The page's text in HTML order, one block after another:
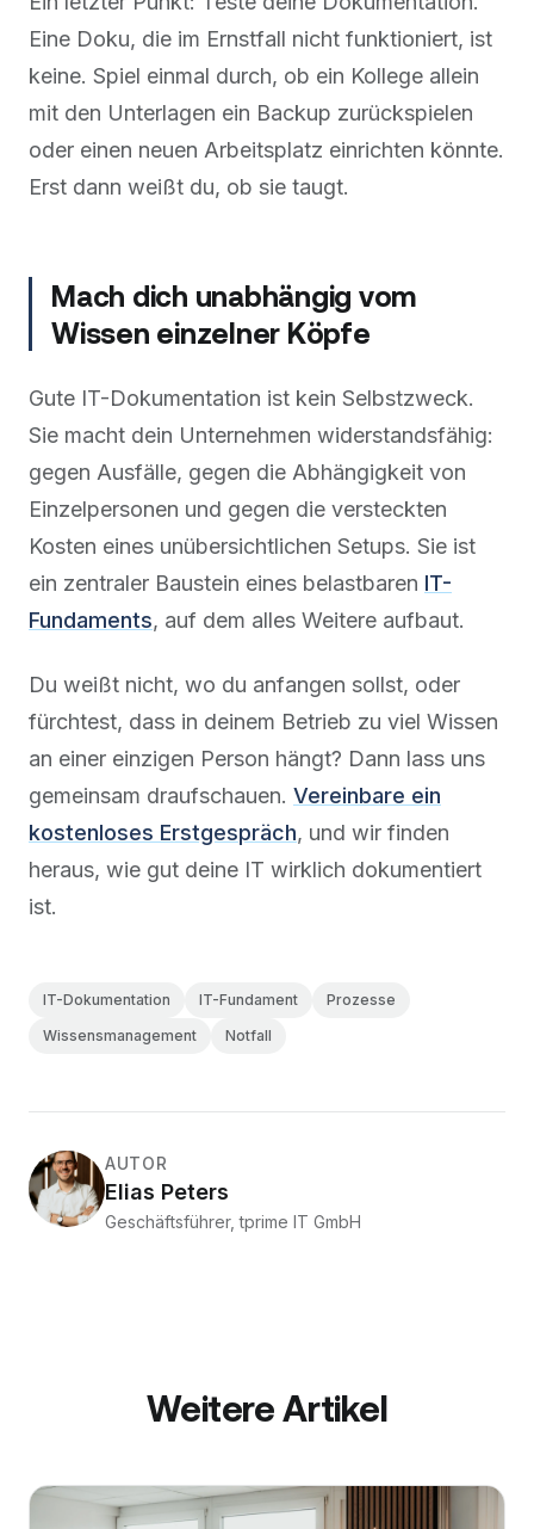
Eine Doku, die im Ernstfall nicht funktioniert, ist
keine. Spiel einmal durch, ob ein Kollege allein
mit den Unterlagen ein Backup zurückspielen
oder einen neuen Arbeitsplatz einrichten könnte.
Erst dann weißt du, ob sie taugt.
Mach dich unabhängig vom
Wissen einzelner Köpfe
Gute IT-Dokumentation ist kein Selbstzweck.
Sie macht dein Unternehmen widerstandsfähig:
gegen Ausfälle, gegen die Abhängigkeit von
Einzelpersonen und gegen die versteckten
Kosten eines unübersichtlichen Setups. Sie ist
ein zentraler Baustein eines belastbaren IT-
Fundaments, auf dem alles Weitere aufbaut.
Du weißt nicht, wo du anfangen sollst, oder
fürchtest, dass in deinem Betrieb zu viel Wissen
an einer einzigen Person hängt? Dann lass uns
gemeinsam draufschauen. Vereinbare ein
kostenloses Erstgespräch, und wir finden
heraus, wie gut deine IT wirklich dokumentiert
ist.
IT-Dokumentation IT-Fundament
Prozesse
Wissensmanagement
Notfall
AUTOR
Elias Peters
Geschäftsführer, tprime IT GmbH
Weitere Artikel